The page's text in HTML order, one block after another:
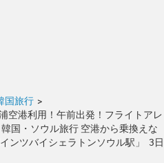
国旅行 >
空港利用！午前出発！フライトアレ
国・ソウル旅行 空港から乗換えな
ンツバイシェラトンソウル駅」 3日